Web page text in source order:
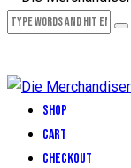
Shop
Cart
Checkout